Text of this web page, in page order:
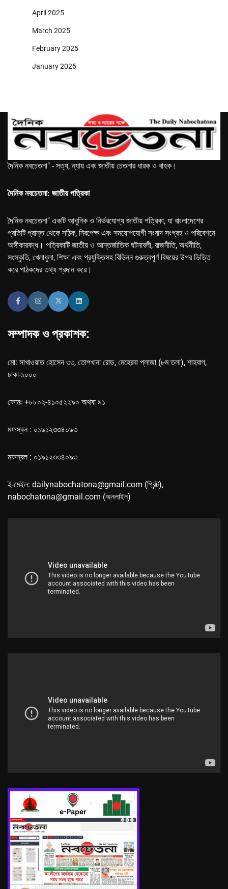
April 2025
March 2025
February 2025
January 2025
দৈনিক নবচেতনা" - সত্য, ন্যায় এবং জাতীয় চেতনার ধারক ও বাহক।
দৈনিক নবচেতনা: জাতীয় পত্রিকা
দৈনিক নবচেতনা" একটি আধুনিক ও নির্ভরযোগ্য জাতীয় পত্রিকা, যা বাংলাদেশের
প্রতিটি প্রান্ত থেকে সঠিক, নিরপেক্ষ এবং সময়োপযোগী সংবাদ সংগ্রহ ও পরিবেশনে
অঙ্গীকারবদ্ধ। পত্রিকাটি জাতীয় ও আন্তর্জাতিক ঘটনাবলী, রাজনীতি, অর্থনীতি,
সংস্কৃতি, খেলাধুলা, শিক্ষা এবং প্রযুক্তিসহ বিভিন্ন গুরুত্বপূর্ণ বিষয়ের উপর ভিত্তি
করে পাঠকদের তথ্য প্রদান করে।
সম্পাদক ও প্রকাশক:
মো: সাখাওয়াত হোসেন ৩৩, তোপখানা রোড, মেহেরবা প্লাজা (৮ম তলা), শাহবাগ,
ঢাকা-১০০০
ফোনঃ +৮৮০২-৪১০৫২২৯০ অথবা ৯১
মফস্বল : ০১৯১২৩৩৪০৯৩
মফস্বল : ০১৯১২৩৩৪০৯৩
ই-মেইল: dailynabochatona@gmail.com (প্রিন্ট),
nabochatona@gmail.com (অনলাইন)